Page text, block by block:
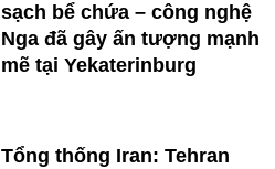
sạch bể chứa – công nghệ
Nga đã gây ấn tượng mạnh
mẽ tại Yekaterinburg
Tổng thống Iran: Tehran